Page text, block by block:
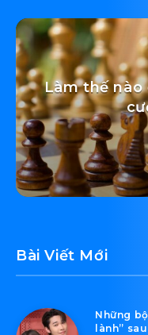
Làm thế
Bài Viết Mới
Những
lành”